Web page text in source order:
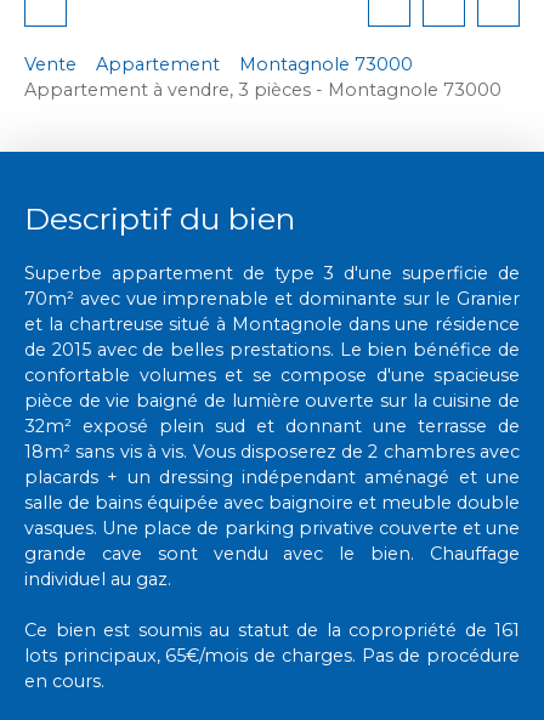
Vente Appartement
Montagnole 73000
Appartement à vendre, 3 pièces - Montagnole 73000
Descriptif du bien
Superbe appartement de type 3 d'une superficie de
70m² avec vue imprenable et dominante sur le Granier
et la chartreuse situé à Montagnole dans une résidence
de 2015 avec de belles prestations. Le bien bénéfice de
confortable volumes et se compose d'une spacieuse
pièce de vie baigné de lumière ouverte sur la cuisine de
32m² exposé plein sud et donnant une terrasse de
18m² sans vis à vis. Vous disposerez de 2 chambres avec
placards + un dressing indépendant aménagé et une
salle de bains équipée avec baignoire et meuble double
vasques. Une place de parking privative couverte et une
grande cave sont vendu avec le bien. Chauffage
individuel au gaz.
Ce bien est soumis au statut de la copropriété de 161
lots principaux, 65€/mois de charges. Pas de procédure
en cours.